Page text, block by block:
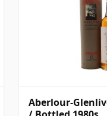
Aberlour-